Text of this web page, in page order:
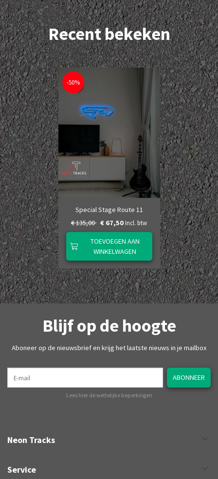
Recent bekeken
-50%
Special Stage Route 11
€ 135,00 € 67,50 Incl. btw
TOEVOEGEN AAN
WINKELWAGEN
Blijf op de hoogte
Aboneer op de nieuwsbrief en krijg het laatste nieuws in je mailbox
ABONNEER
Lees hier de wettelijke beperkingen
Neon Tracks
Service